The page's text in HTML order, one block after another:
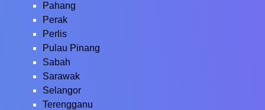
Pahang
Perak
Perlis
Pulau Pinang
Sabah
Sarawak
Selangor
Terengganu